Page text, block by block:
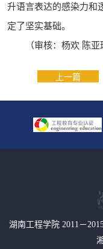
升语言表达的感染力和
定了坚实基础。
（审核：杨欢 陈亚
上一篇
湖南工程学院 2011－